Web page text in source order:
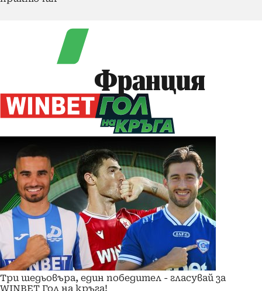
Франция
Три шедьовъра, един победител - гласувай за
WINBET Гол на кръга!